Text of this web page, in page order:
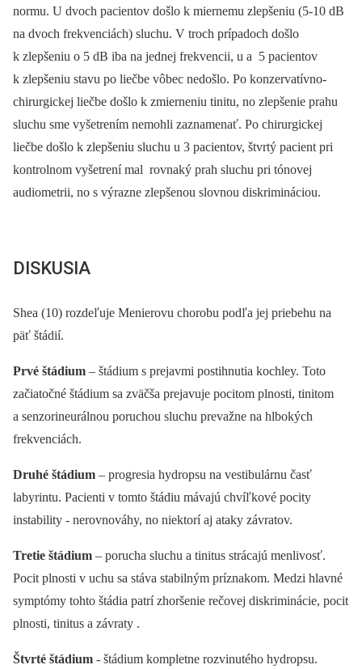
normu. U dvoch pacientov došlo k miernemu zlepšeniu (5-10 dB
na dvoch frekvenciách) sluchu. V troch prípadoch došlo
k zlepšeniu o 5 dB iba na jednej frekvencii, u a 5 pacientov
k zlepšeniu stavu po liečbe vôbec nedošlo. Po konzervatívno-
chirurgickej liečbe došlo k zmierneniu tinitu, no zlepšenie prahu
sluchu sme vyšetrením nemohli zaznamenať. Po chirurgickej
liečbe došlo k zlepšeniu sluchu u 3 pacientov, štvrtý pacient pri
kontrolnom vyšetrení mal rovnaký prah sluchu pri tónovej
audiometrii, no s výrazne zlepšenou slovnou diskrimináciou.
DISKUSIA
Shea (10) rozdeľuje Menierovu chorobu podľa jej priebehu na
päť štádií.
Prvé štádium –⁠ štádium s prejavmi postihnutia kochley. Toto
začiatočné štádium sa zväčša prejavuje pocitom plnosti, tinitom
a senzorineurálnou poruchou sluchu prevažne na hlbokých
frekvenciách.
Druhé štádium –⁠ progresia hydropsu na vestibulárnu časť
labyrintu. Pacienti v tomto štádiu mávajú chvíľkové pocity
instability -⁠ nerovnováhy, no niektorí aj ataky závratov.
Tretie štádium –⁠ porucha sluchu a tinitus strácajú menlivosť.
Pocit plnosti v uchu sa stáva stabilným príznakom. Medzi hlavné
symptómy tohto štádia patrí zhoršenie rečovej diskriminácie, pocit
plnosti, tinitus a závraty .
Štvrté štádium -⁠ štádium kompletne rozvinutého hydropsu.